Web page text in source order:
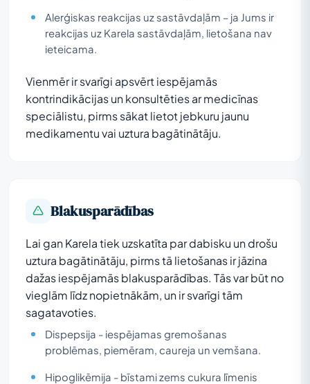
Alerģiskas reakcijas uz sastāvdaļām – ja Jums ir
reakcijas uz Karela sastāvdaļām, lietošana nav
ieteicama.
Vienmēr ir svarīgi apsvērt iespējamās
kontrindikācijas un konsultēties ar medicīnas
speciālistu, pirms sākat lietot jebkuru jaunu
medikamentu vai uztura bagātinātāju.
Blakusparādības
Lai gan Karela tiek uzskatīta par dabisku un drošu
uztura bagātinātāju, pirms tā lietošanas ir jāzina
dažas iespējamās blakusparādības. Tās var būt no
vieglām līdz nopietnākām, un ir svarīgi tām
sagatavoties.
Dispepsija - iespējamas gremošanas
problēmas, piemēram, caureja un vemšana.
Hipoglikēmija - bīstami zems cukura līmenis